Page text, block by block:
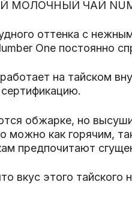
ЧАЙ
оттенка с
One постоянно
на тайском
обжарке, но
можно как горячим,
предпочитают
вкус этого